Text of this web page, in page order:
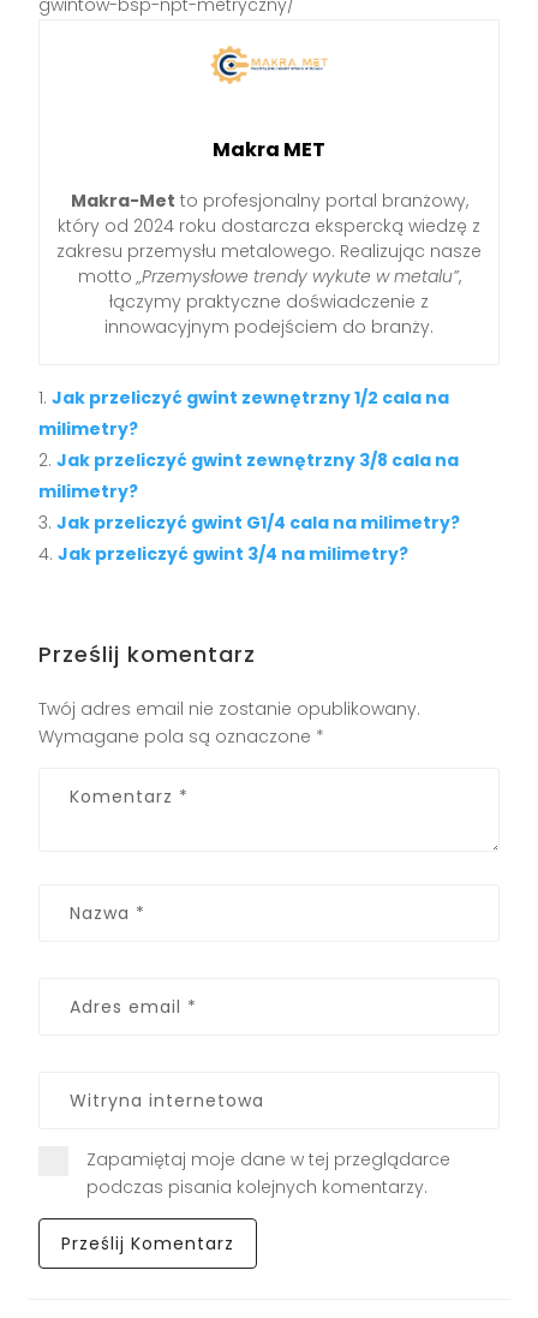
gwintow-bsp-npt-metryczny/
Makra MET
Makra-Met to profesjonalny portal branżowy,
który od 2024 roku dostarcza ekspercką wiedzę z
zakresu przemysłu metalowego. Realizując nasze
motto„Przemysłowe trendy wykute w metalu”,
łączymy praktyczne doświadczenie z
innowacyjnym podejściem do branży.
Jak przeliczyć gwint zewnętrzny 1/2 cala na
milimetry?
Jak przeliczyć gwint zewnętrzny 3/8 cala na
milimetry?
Jak przeliczyć gwint G1/4 cala na milimetry?
Jak przeliczyć gwint 3/4 na milimetry?
Prześlij komentarz
Twój adres email nie zostanie opublikowany.
Wymagane pola są oznaczone *
Zapamiętaj moje dane w tej przeglądarce
podczas pisania kolejnych komentarzy.